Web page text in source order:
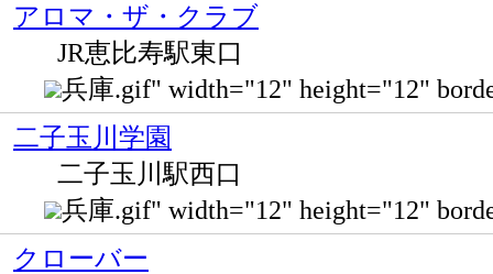
アロマ・ザ・クラブ
JR恵比寿駅東口
兵庫.gif" width="12" height="12"
二子玉川学園
二子玉川駅西口
兵庫.gif" width="12" height="12"
クローバー